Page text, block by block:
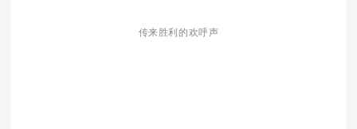
传来胜利的欢呼声